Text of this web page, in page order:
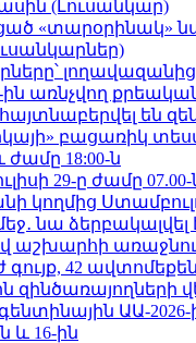
(Լուսանկար)
«տարօրինակ»
լողավազանից
ին առնչվող
են
բացառիկ
ժամը 18:00-ն
29-ը ժամը 07.00-
նա ձերբակալվել
42
զինծառայողների
ԱԱ-2026-
և 16-ին